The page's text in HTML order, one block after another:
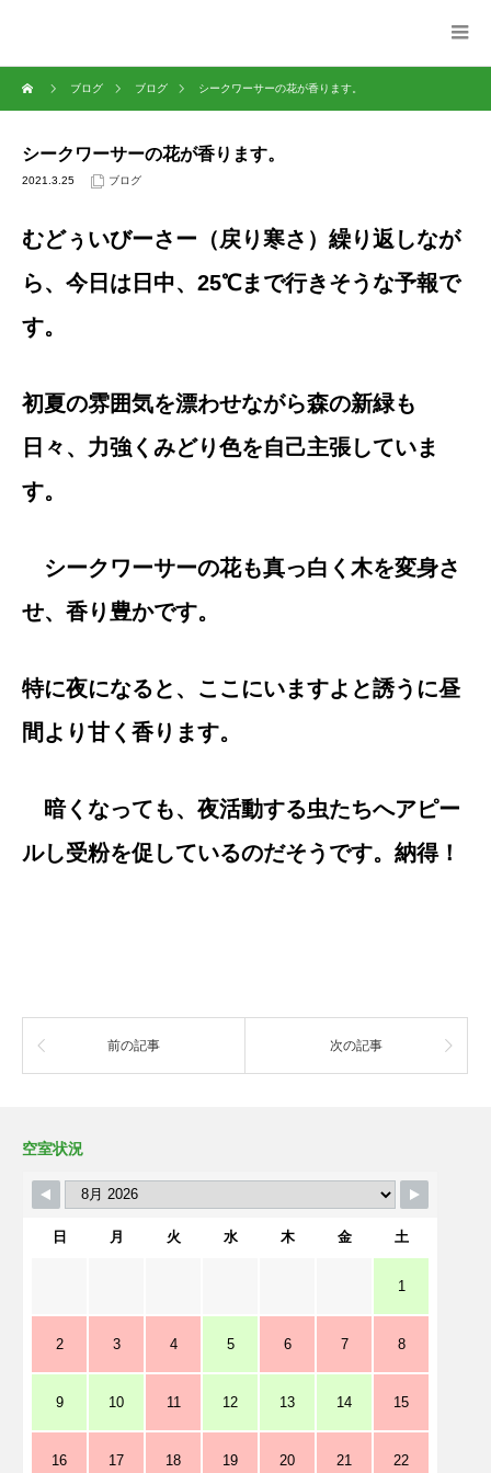
ブログ ブログ シークワーサーの花が香ります。
シークワーサーの花が香ります。
2021.3.25 ブログ
むどぅいびーさー（戻り寒さ）繰り返しなが
ら、今日は日中、25℃まで行きそうな予報で
す。
初夏の雰囲気を漂わせながら森の新緑も
日々、力強くみどり色を自己主張していま
す。
シークワーサーの花も真っ白く木を変身さ
せ、香り豊かです。
特に夜になると、ここにいますよと誘うに昼
間より甘く香ります。
暗くなっても、夜活動する虫たちへアピー
ルし受粉を促しているのだそうです。納得！
前の記事 次の記事
空室状況
日 月 火 水 木 金 土
1
2 3 4 5 6 7 8
9 10 11 12 13 14 15
16 17 18 19 20 21 22